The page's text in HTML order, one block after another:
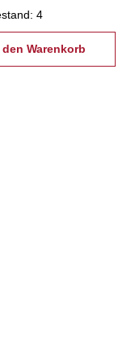
4
den Warenkorb